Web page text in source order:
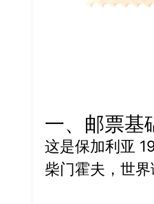
一、邮票基
这是保加利亚
柴门霍夫，世